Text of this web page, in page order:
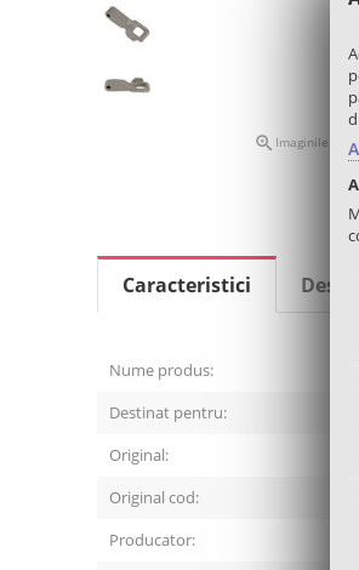
 Imaginile nu
Caracteristici
Nume produs:
Destinat pentru:
Original:
Original cod:
Producator: